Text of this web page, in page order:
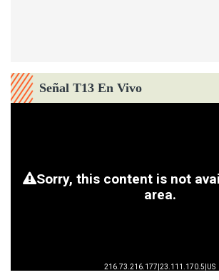
Señal T13 En Vivo